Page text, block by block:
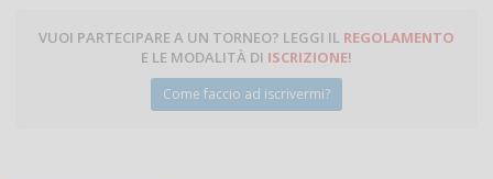
VUOI PARTECIPARE A UN TORNEO? LEGGI IL REGOLAMENTO
E LE MODALITÀ DI ISCRIZIONE!
Come faccio ad iscrivermi?